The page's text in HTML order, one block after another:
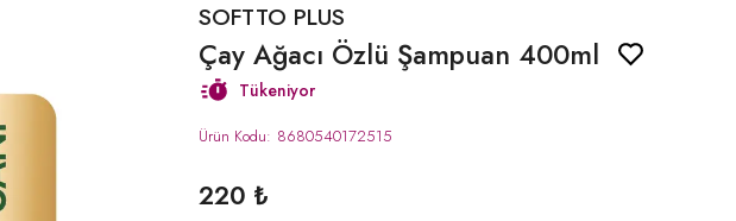
SOFTTO PLUS
Çay Ağacı Özlü Şampuan 400ml
Tükeniyor
Ürün Kodu: 8680540172515
220 ₺